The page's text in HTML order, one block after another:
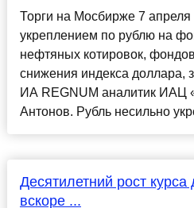
Торги на Мосбирже 7 апреля
укреплением по рублю на
нефтяных котировок,
снижения индекса доллара,
ИА REGNUM аналитик ИАЦ
Антонов. Рубль несильно
Десятилетний рост
вскоре ...